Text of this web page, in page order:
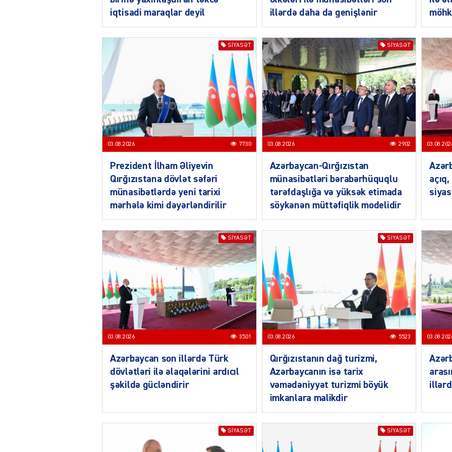
iqtisadi maraqlar deyil
illərdə daha da genişlənir
SIYASƏT
03.08.2026 7730
Prezident İlham Əliyevin
Qırğızıstana dövlət səfəri
münasibətlərdə yeni tarixi
mərhələ kimi dəyərləndirilir
SIYASƏT
03.08.2026 2902
Azərbaycan-Qırğızıstan
münasibətləri bərabərhüquqlu
tərəfdaşlığa və yüksək etimada
söykənən müttəfiqlik modelidir
SIYASƏT
03.08.2026 3501
Azərbaycan son illərdə Türk
dövlətləri ilə əlaqələrini ardıcıl
şəkildə gücləndirir
SIYASƏT
03.08.2026 5523
Qırğızıstanın dağ turizmi,
Azərbaycanın isə tarix
vəmədəniyyət turizmi böyük
imkanlara malikdir
SIYASƏT SIYASƏT